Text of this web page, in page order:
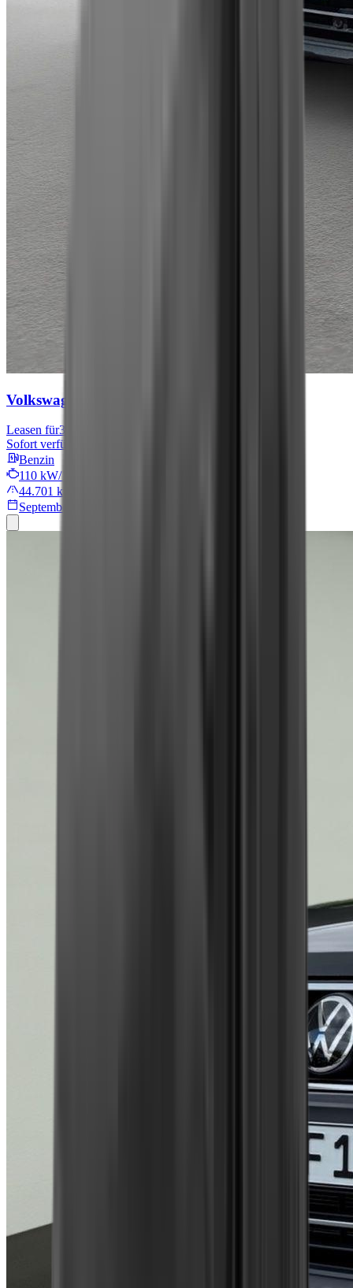
Volkswagen Tiguan
Leasen für301 € mtl.
Sofort verfügbar
Benzin
110 kW/149 PS
44.701 km
September 2024